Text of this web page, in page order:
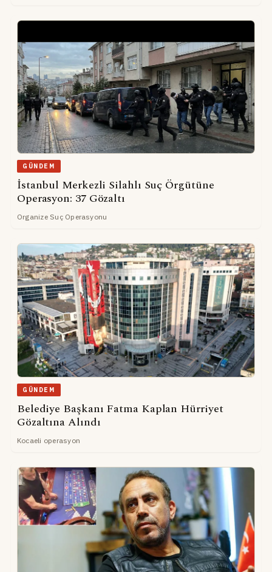
GÜNDEM
İstanbul Merkezli Silahlı Suç Örgütüne
Operasyon: 37 Gözaltı
Organize Suç Operasyonu
GÜNDEM
Belediye Başkanı Fatma Kaplan Hürriyet
Gözaltına Alındı
Kocaeli operasyon